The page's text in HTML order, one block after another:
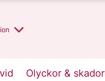
Olyckor & skador